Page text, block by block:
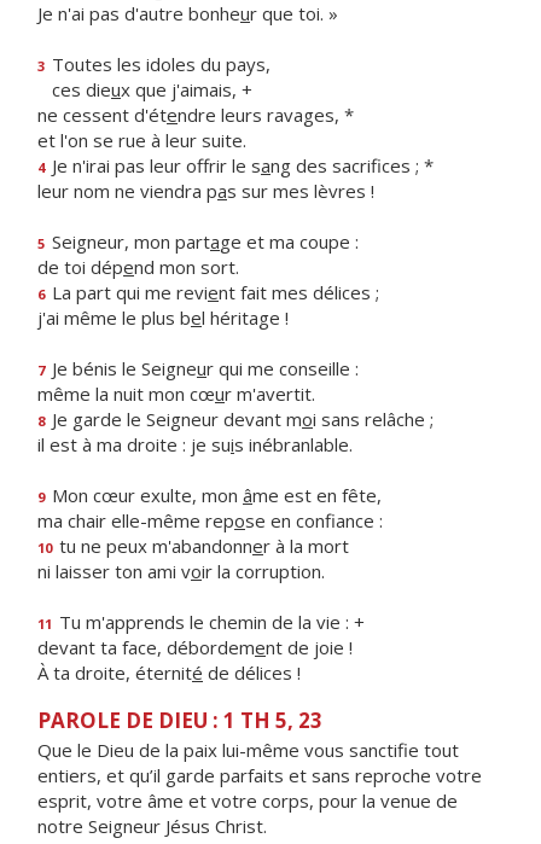
Je n'ai pas d'autre bonheur que toi. »
3 Toutes les idoles du pays,
ces dieux que j'aimais, +
ne cessent d'étendre leurs ravages, *
et l'on se rue à leur suite.
4 Je n'irai pas leur offrir le sang des sacrifices ; *
leur nom ne viendra pas sur mes lèvres !
5 Seigneur, mon partage et ma coupe :
de toi dépend mon sort.
6 La part qui me revient fait mes délices ;
j'ai même le plus bel héritage !
7 Je bénis le Seigneur qui me conseille :
même la nuit mon cœur m'avertit.
8 Je garde le Seigneur devant moi sans relâche ;
il est à ma droite : je suis inébranlable.
9 Mon cœur exulte, mon âme est en fête,
ma chair elle-même repose en confiance :
10 tu ne peux m'abandonner à la mort
ni laisser ton ami voir la corruption.
11 Tu m'apprends le chemin de la vie : +
devant ta face, débordement de joie !
À ta droite, éternité de délices !
PAROLE DE DIEU : 1 TH 5, 23
Que le Dieu de la paix lui-même vous sanctifie tout
entiers, et qu’il garde parfaits et sans reproche votre
esprit, votre âme et votre corps, pour la venue de
notre Seigneur Jésus Christ.